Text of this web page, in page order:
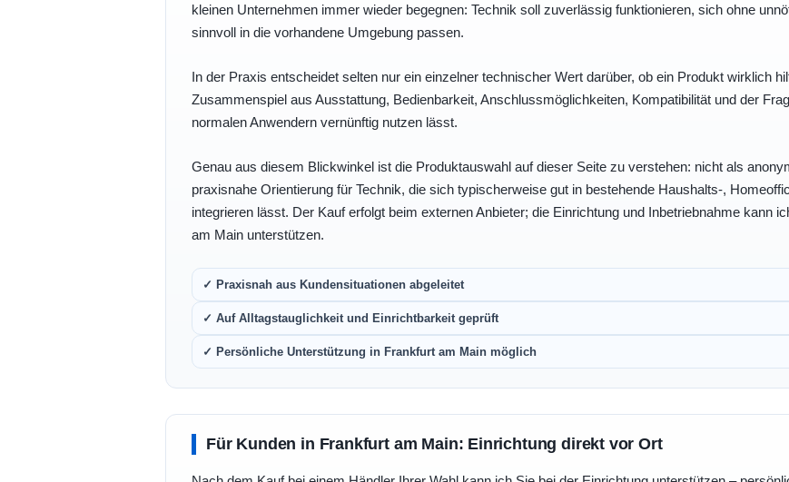
kleinen Unternehmen immer wieder begegnen: Technik soll zuverlässig funktionieren, sich ohne
sinnvoll in die vorhandene Umgebung passen.
In der Praxis entscheidet selten nur ein einzelner technischer Wert darüber, ob ein Produkt wirklich
Zusammenspiel aus Ausstattung, Bedienbarkeit, Anschlussmöglichkeiten, Kompatibilität und der
normalen Anwendern vernünftig nutzen lässt.
Genau aus diesem Blickwinkel ist die Produktauswahl auf dieser Seite zu verstehen: nicht als
praxisnahe Orientierung für Technik, die sich typischerweise gut in bestehende Haushalts-,
integrieren lässt. Der Kauf erfolgt beim externen Anbieter; die Einrichtung und Inbetriebnahme kann
am Main unterstützen.
✓ Praxisnah aus Kundensituationen abgeleitet
✓ Auf Alltagstauglichkeit und Einrichtbarkeit geprüft
✓ Persönliche Unterstützung in Frankfurt am Main möglich
Für Kunden in Frankfurt am Main: Einrichtung direkt vor Ort